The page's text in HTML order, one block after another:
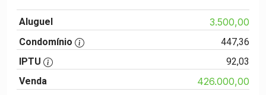
Aluguel 3.500,00
Condomínio
447,36
IPTU
92,03
Venda
426.000,00